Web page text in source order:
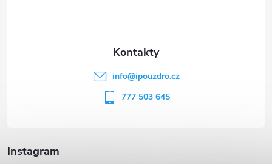
Instagram
info@ipouzdro.cz
777 503 645